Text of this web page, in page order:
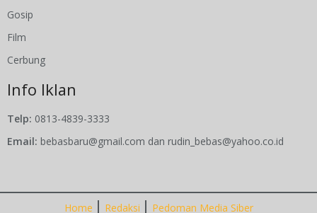
Gosip
Film
Cerbung
Info Iklan
Telp: 0813-4839-3333
Email: bebasbaru@gmail.com dan rudin_bebas@yahoo.co.id
Home Redaksi Pedoman Media Siber